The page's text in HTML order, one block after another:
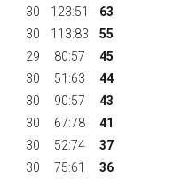
30 123:51
63
30 113:83
55
29 80:57
45
30 51:63
44
30 90:57
43
30 67:78
41
30 52:74
37
30 75:61
36